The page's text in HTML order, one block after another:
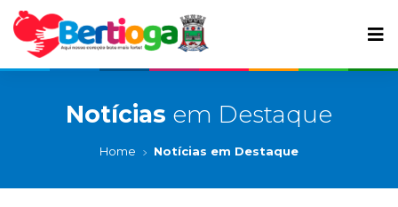
Notícias em Destaque
Home Notícias em Destaque